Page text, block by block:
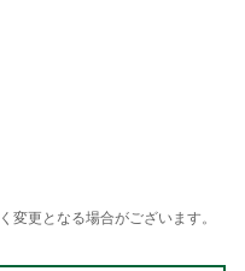
更となる場合がございます。